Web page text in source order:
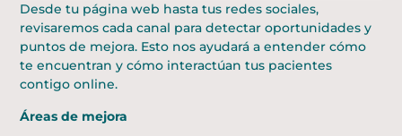
Desde tu página web hasta tus redes sociales,
revisaremos cada canal para detectar oportunidades y
puntos de mejora. Esto nos ayudará a entender cómo
te encuentran y cómo interactúan tus pacientes
contigo online.
Áreas de mejora